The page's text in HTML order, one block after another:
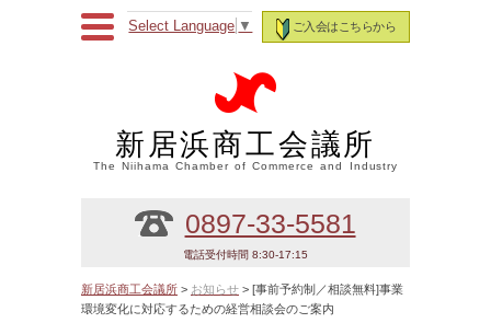
ご入会はこちらから
Select Language ▼
新居浜商工会議所
The Niihama Chamber of Commerce and Industry
0897-33-5581
電話受付時間 8:30-17:15
新居浜商工会議所 > お知らせ > [事前予約制／相談無料]事業
環境変化に対応するための経営相談会のご案内